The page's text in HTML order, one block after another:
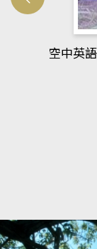
Walking